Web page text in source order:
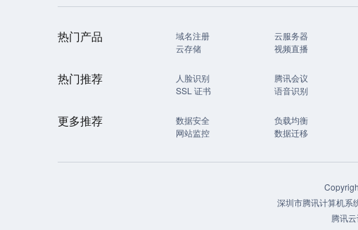
热门产品 域名注册 云服务器
云存储
视频直播
热门推荐 人脸识别 腾讯会议
SSL 证书
语音识别
更多推荐 数据安全 负载均衡
网站监控
数据迁移
深圳市腾讯计算机系
腾讯